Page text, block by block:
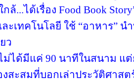
กล้...ได้เรื่อง Food Book
ะเทคโนโลยี ใช้ “อาหาร” นำ
ว
ได้มีแค่ 90 นาทีในสนาม แต่
สะสมที่บอกเล่าประวัติศาส